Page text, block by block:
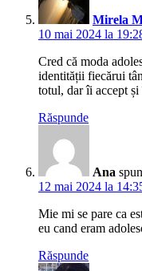
Mirela
10 mai 2024 la
Cred că moda
identității fiecărui
totul, dar îi accept
Răspunde
Ana
12 mai 2024 la
Mie mi se pare ca
eu cand eram
Răspunde